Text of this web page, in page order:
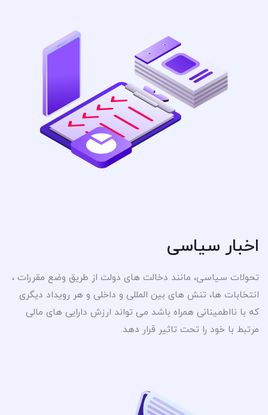
اخبار سیاسی
تحولات سیاسی، مانند دخالت های دولت از طریق وضع مقررات ،
انتخابات ها، تنش های بین المللی و داخلی و هر رویداد دیگری
که با نااطمینانی همراه باشد می تواند ارزش دارایی های مالی
مرتبط با خود را تحت تاثیر قرار دهد.